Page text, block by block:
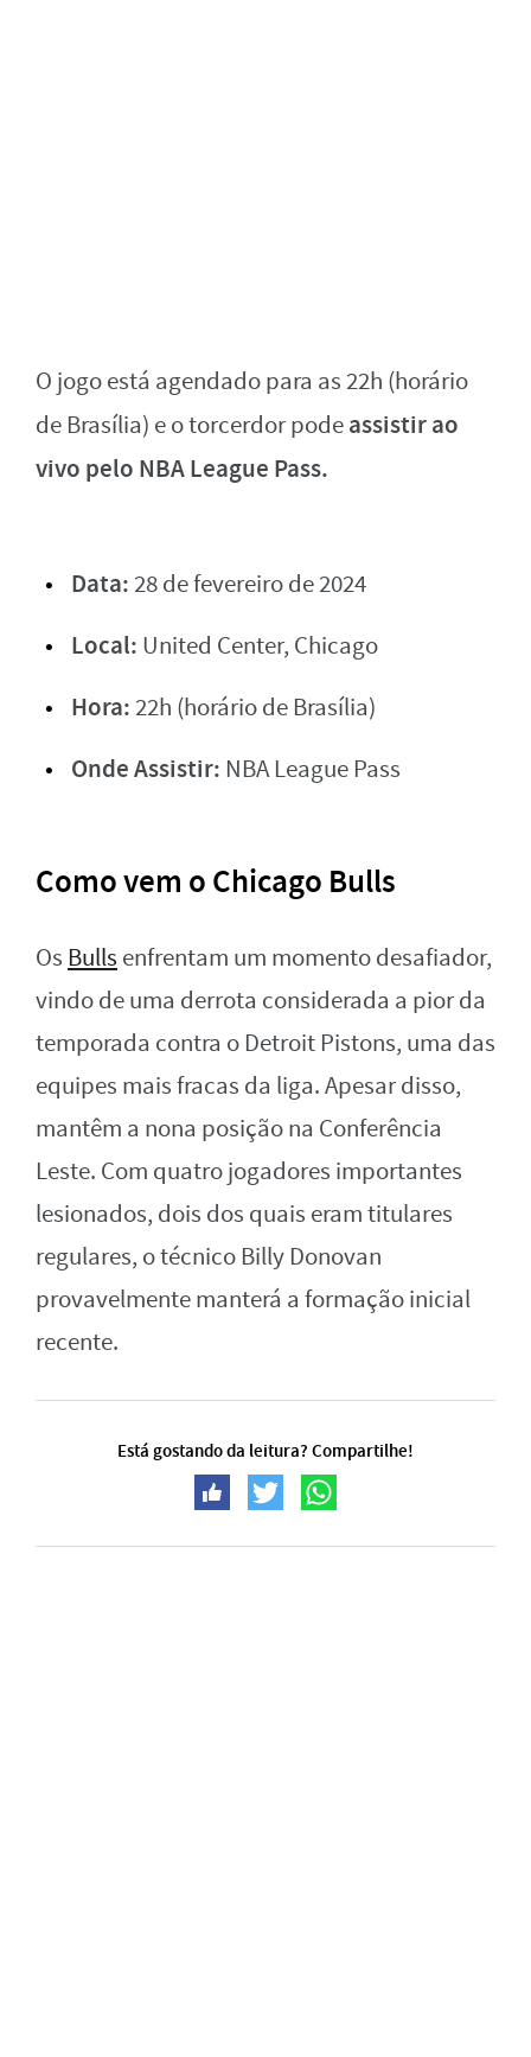
O jogo está agendado para as 22h (horário
de Brasília) e o torcerdor podeassistir ao
vivo pelo NBA League Pass.
Data: 28 de fevereiro de 2024
Local: United Center, Chicago
Hora: 22h (horário de Brasília)
Onde Assistir: NBA League Pass
Como vem o Chicago Bulls
Os Bulls enfrentam um momento desafiador,
vindo de uma derrota considerada a pior da
temporada contra o Detroit Pistons, uma das
equipes mais fracas da liga. Apesar disso,
mantêm a nona posição na Conferência
Leste. Com quatro jogadores importantes
lesionados, dois dos quais eram titulares
regulares, o técnico Billy Donovan
provavelmente manterá a formação inicial
recente.
Está gostando da leitura? Compartilhe!